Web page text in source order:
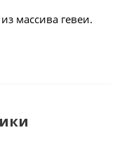
массива гевеи.